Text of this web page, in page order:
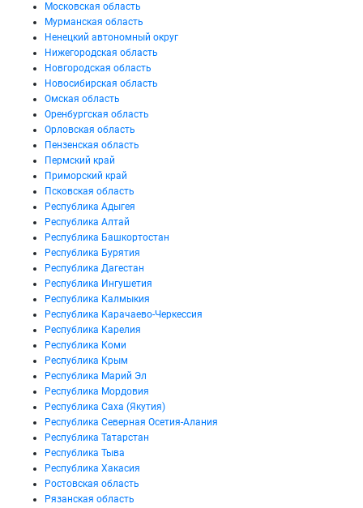
Московская область
Мурманская область
Ненецкий автономный округ
Нижегородская область
Новгородская область
Новосибирская область
Омская область
Оренбургская область
Орловская область
Пензенская область
Пермский край
Приморский край
Псковская область
Республика Адыгея
Республика Алтай
Республика Башкортостан
Республика Бурятия
Республика Дагестан
Республика Ингушетия
Республика Калмыкия
Республика Карачаево-Черкессия
Республика Карелия
Республика Коми
Республика Крым
Республика Марий Эл
Республика Мордовия
Республика Саха (Якутия)
Республика Северная Осетия-Алания
Республика Татарстан
Республика Тыва
Республика Хакасия
Ростовская область
Рязанская область